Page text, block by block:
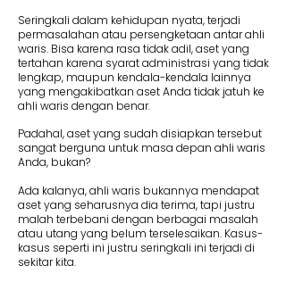
Seringkali dalam kehidupan nyata, terjadi
permasalahan atau persengketaan antar ahli
waris. Bisa karena rasa tidak adil, aset yang
tertahan karena syarat administrasi yang tidak
lengkap, maupun kendala-kendala lainnya
yang mengakibatkan aset Anda tidak jatuh ke
ahli waris dengan benar.
Padahal, aset yang sudah disiapkan tersebut
sangat berguna untuk masa depan ahli waris
Anda, bukan?
Ada kalanya, ahli waris bukannya mendapat
aset yang seharusnya dia terima, tapi justru
malah terbebani dengan berbagai masalah
atau utang yang belum terselesaikan. Kasus-
kasus seperti ini justru seringkali ini terjadi di
sekitar kita.